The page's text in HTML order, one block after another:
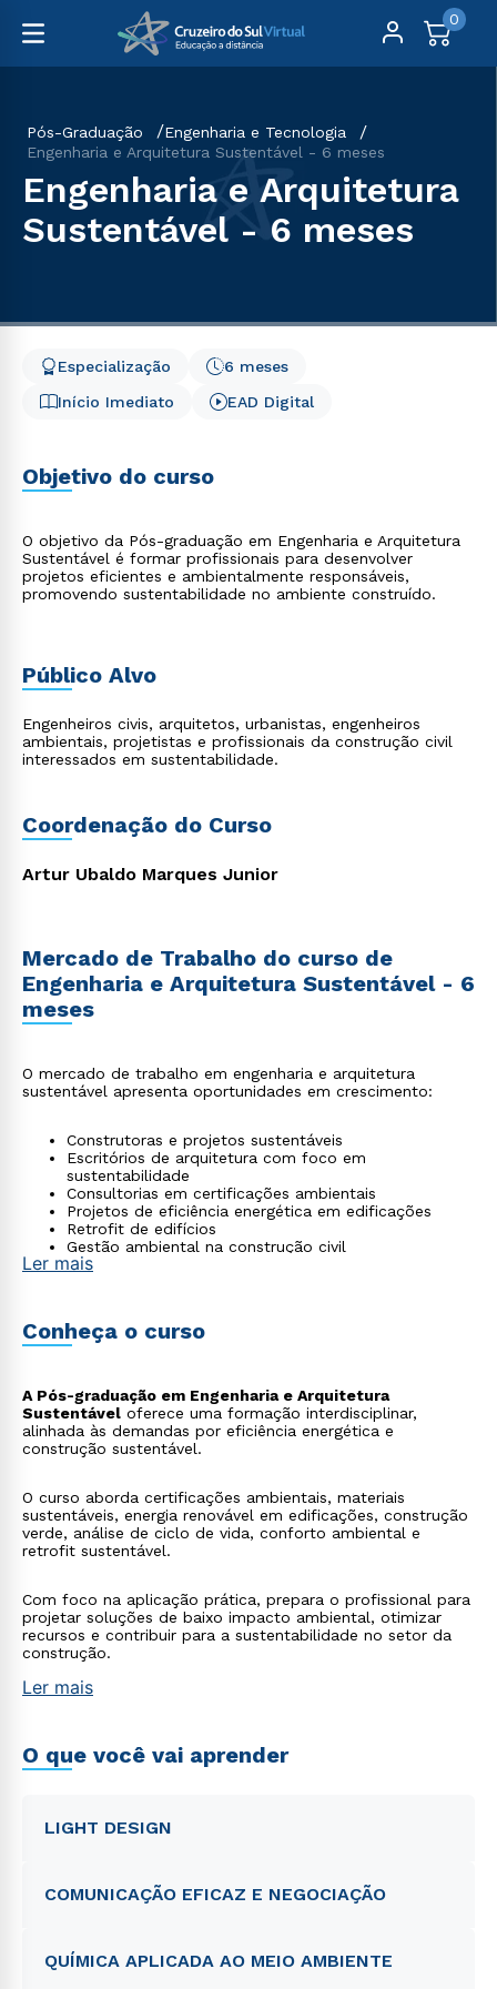
0
Pós-Graduação
Engenharia e Tecnologia
Engenharia e Arquitetura Sustentável - 6 meses
Engenharia e Arquitetura
Sustentável - 6 meses
Início Imediato
6 meses
Especialização
EAD Digital
Objetivo do curso
O objetivo da Pós-graduação em Engenharia e Arquitetura
Sustentável é formar profissionais para desenvolver
projetos eficientes e ambientalmente responsáveis,
promovendo sustentabilidade no ambiente construído.
Público Alvo
Engenheiros civis, arquitetos, urbanistas, engenheiros
ambientais, projetistas e profissionais da construção civil
interessados em sustentabilidade.
Coordenação do Curso
Artur Ubaldo Marques Junior
Mercado de Trabalho do curso de
Engenharia e Arquitetura Sustentável - 6
meses
O mercado de trabalho em engenharia e arquitetura
sustentável apresenta oportunidades em crescimento:
Construtoras e projetos sustentáveis
Escritórios de arquitetura com foco em
sustentabilidade
Consultorias em certificações ambientais
Projetos de eficiência energética em edificações
Retrofit de edifícios
Gestão ambiental na construção civil
Ler mais
Conheça o curso
A Pós-graduação em Engenharia e Arquitetura
Sustentável oferece uma formação interdisciplinar,
alinhada às demandas por eficiência energética e
construção sustentável.
O curso aborda certificações ambientais, materiais
sustentáveis, energia renovável em edificações, construção
verde, análise de ciclo de vida, conforto ambiental e
retrofit sustentável.
Com foco na aplicação prática, prepara o profissional para
projetar soluções de baixo impacto ambiental, otimizar
recursos e contribuir para a sustentabilidade no setor da
construção.
Ler mais
O que você vai aprender
LIGHT DESIGN
COMUNICAÇÃO EFICAZ E NEGOCIAÇÃO
QUÍMICA APLICADA AO MEIO AMBIENTE